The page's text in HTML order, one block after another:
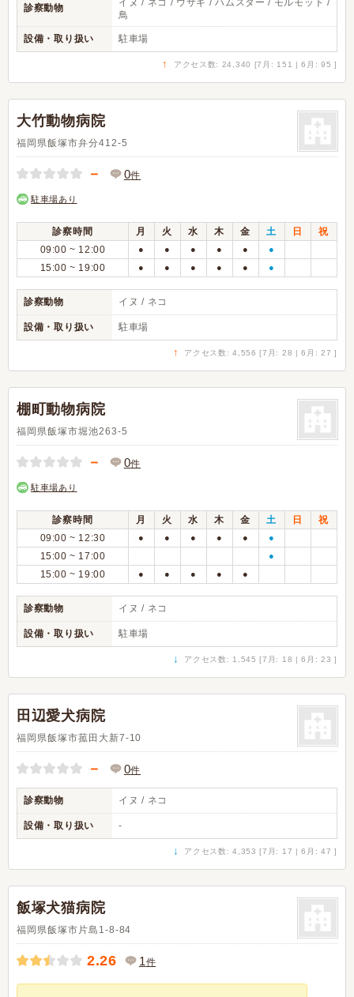
診察動物
イヌ / ネコ / ウサギ / ハムスター / モルモット /
鳥
設備・取り扱い 駐車場
↑ アクセス数: 24,340 [7月: 151 | 6月: 95 ]
大竹動物病院
福岡県飯塚市弁分412-5
－ 0件
駐車場あり
診察時間 月 火 水 木 金 土 日
祝
09:00 ~ 12:00
● ● ● ● ● ●
15:00 ~ 19:00 ● ● ● ● ● ●
診察動物 イヌ / ネコ
設備・取り扱い 駐車場
↑ アクセス数: 4,556 [7月: 28 | 6月: 27 ]
棚町動物病院
福岡県飯塚市堀池263-5
－ 0件
駐車場あり
診察時間 月 火 水 木 金 土 日
祝
09:00 ~ 12:30
● ● ● ● ● ●
15:00 ~ 17:00 ●
15:00 ~ 19:00 ● ● ● ● ●
診察動物 イヌ / ネコ
設備・取り扱い 駐車場
↓ アクセス数: 1,545 [7月: 18 | 6月: 23 ]
田辺愛犬病院
福岡県飯塚市菰田大新7-10
－ 0件
診察動物 イヌ / ネコ
設備・取り扱い -
↓ アクセス数: 4,353 [7月: 17 | 6月: 47 ]
飯塚犬猫病院
福岡県飯塚市片島1-8-84
2.26 1件